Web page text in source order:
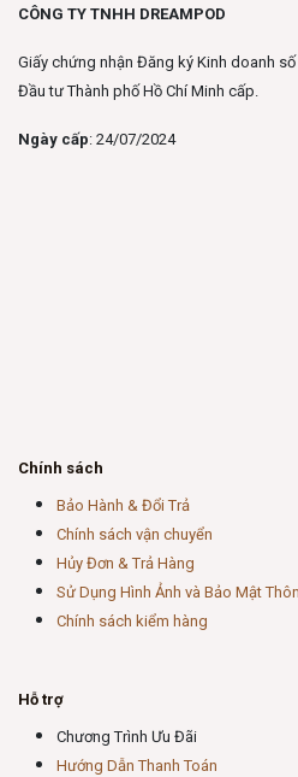
CÔNG TY TNHH DREAMPOD
Giấy chứng nhận Đăng ký Kinh doanh số
Đầu tư Thành phố Hồ Chí Minh cấp.
Ngày cấp: 24/07/2024
Chính sách
Bảo Hành & Đổi Trả
Chính sách vận chuyển
Hủy Đơn & Trả Hàng
Sử Dụng Hình Ảnh và Bảo Mật
Chính sách kiểm hàng
Hỗ trợ
Chương Trình Ưu Đãi
Hướng Dẫn Thanh Toán